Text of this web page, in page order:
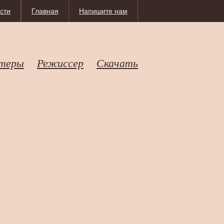
Напишите нам
Главная
Режиссер Скачать